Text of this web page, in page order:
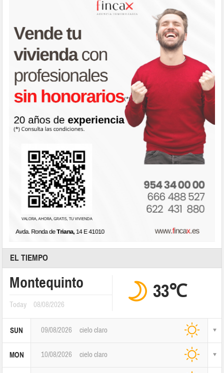
EL TIEMPO
Montequinto
Today 08/08/2026
33℃
SUN 09/08/2026 cielo claro
MON 10/08/2026 cielo claro